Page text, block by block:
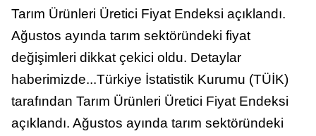
Tarım Ürünleri Üretici Fiyat Endeksi açıklandı.
Ağustos ayında tarım sektöründeki fiyat
değişimleri dikkat çekici oldu. Detaylar
haberimizde...Türkiye İstatistik Kurumu (TÜİK)
tarafından Tarım Ürünleri Üretici Fiyat Endeksi
açıklandı. Ağustos ayında tarım sektöründeki